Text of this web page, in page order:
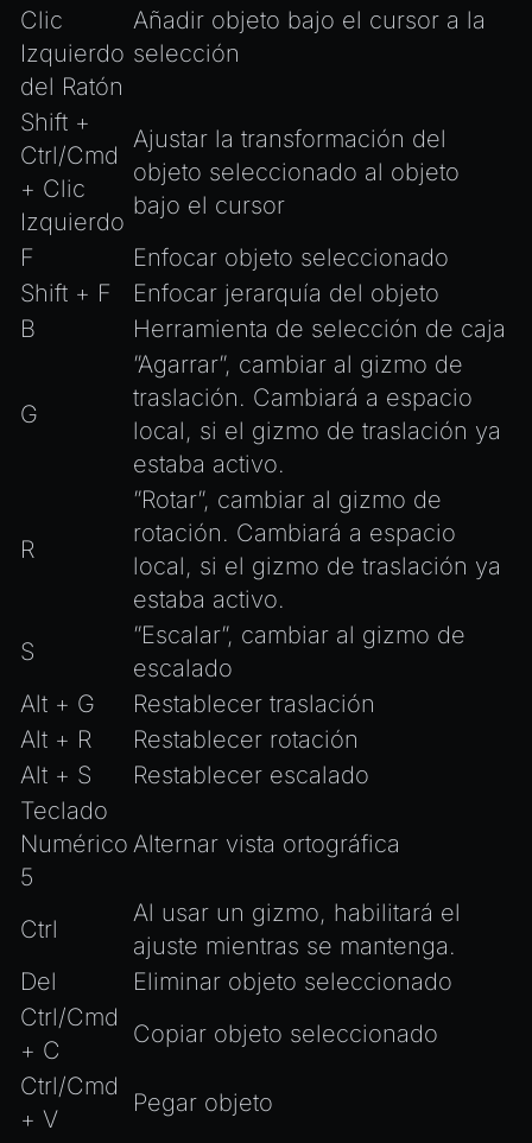
Clic
Izquierdo
del Ratón
Añadir objeto bajo el cursor a la
selección
Shift +
Ctrl/Cmd
+ Clic
Izquierdo
Ajustar la transformación del
objeto seleccionado al objeto
bajo el cursor
F
Enfocar objeto seleccionado
Shift + F
Enfocar jerarquía del objeto
B
Herramienta de selección de caja
G
”Agarrar”, cambiar al gizmo de
traslación. Cambiará a espacio
local, si el gizmo de traslación ya
estaba activo.
R
”Rotar”, cambiar al gizmo de
rotación. Cambiará a espacio
local, si el gizmo de traslación ya
estaba activo.
S
”Escalar”, cambiar al gizmo de
escalado
Alt + G
Restablecer traslación
Alt + R
Restablecer rotación
Alt + S
Restablecer escalado
Teclado
Numérico
5
Alternar vista ortográfica
Ctrl
Al usar un gizmo, habilitará el
ajuste mientras se mantenga.
Del
Eliminar objeto seleccionado
Ctrl/Cmd
+ C
Copiar objeto seleccionado
Ctrl/Cmd
+ V
Pegar objeto